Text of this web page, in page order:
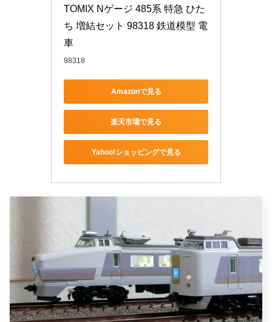
TOMIX Nゲージ 485系 特急 ひた
ち 増結セット 98318 鉄道模型 電
車
98318
Amazonで見る
楽天市場で見る
Yahoo!ショッピングで見る